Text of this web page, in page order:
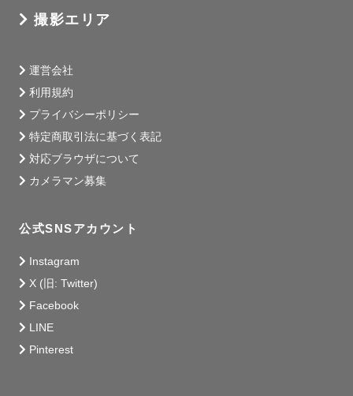
撮影エリア
運営会社
利用規約
プライバシーポリシー
特定商取引法に基づく表記
対応ブラウザについて
カメラマン募集
公式SNSアカウント
Instagram
X (旧: Twitter)
Facebook
LINE
Pinterest